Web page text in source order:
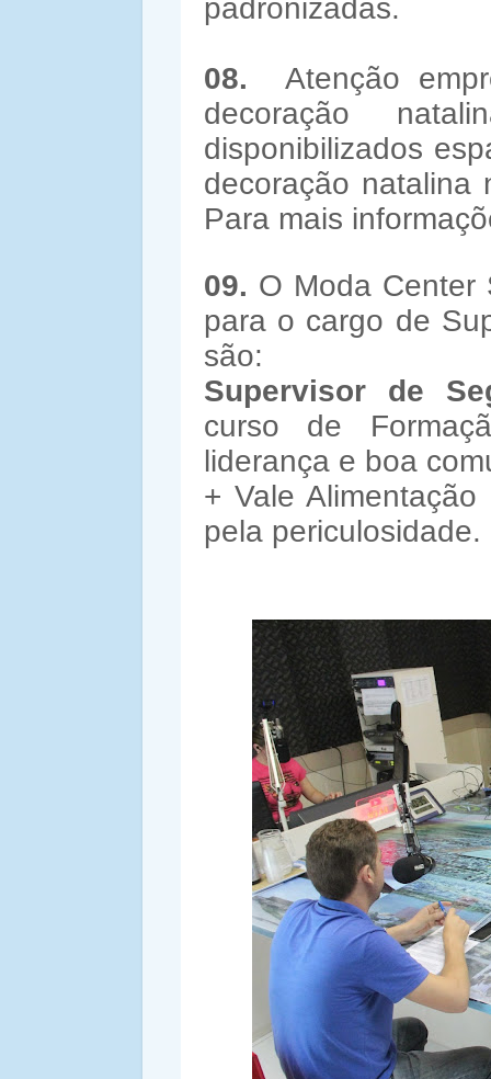
padronizadas.
08. Atenção
decoração
disponibilizados
decoração natalina
Para mais
09. O Moda Center
para o cargo de
são:
Supervisor de
curso de
liderança e boa
+ Vale
pela periculosidade.